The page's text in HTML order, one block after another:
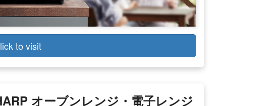
to visit
オーブンレンジ・電子レンジ